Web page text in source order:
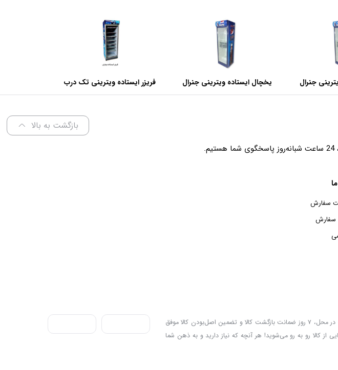
جنرال
یخچال ایستاده ویترینی جنرال
عرض 70 سانتی متر
فریزر ایستاده ویترینی تک درب
عرض 70 سانتی متر
بازگشت به بالا
سفارش
سفارش
سیبا کالا به عنوان یکی از قدیمی‌ترین فروشگاه های عمده فروشی اینترنتی با بیش از یک دهه تجربه، با پایبندی به سه اصل، پرداخت در محل، ۷ روز ضمانت بازگشت کالا و تضمین اصل‌بودن کالا موفق
از کالا رو به رو می‌شوید! هر آنچه که نیاز دارید و به ذهن شما